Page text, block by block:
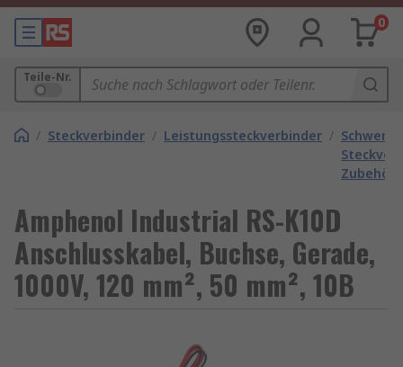
0
Teile-Nr.
/ Steckverbinder / Leistungssteckverbinder / Schwere
Zubehör
Amphenol Industrial RS-K10D
Anschlusskabel, Buchse, Gerade,
1000V, 120 mm², 50 mm², 10B